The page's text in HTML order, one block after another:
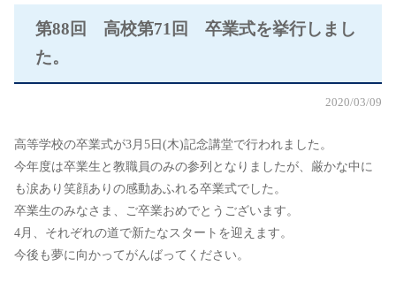
第88回 高校第71回 卒業式を挙行しまし
た。
2020/03/09
高等学校の卒業式が3月5日(木)記念講堂で行われました。
今年度は卒業生と教職員のみの参列となりましたが、厳かな中に
も涙あり笑顔ありの感動あふれる卒業式でした。
卒業生のみなさま、ご卒業おめでとうございます。
4月、それぞれの道で新たなスタートを迎えます。
今後も夢に向かってがんばってください。